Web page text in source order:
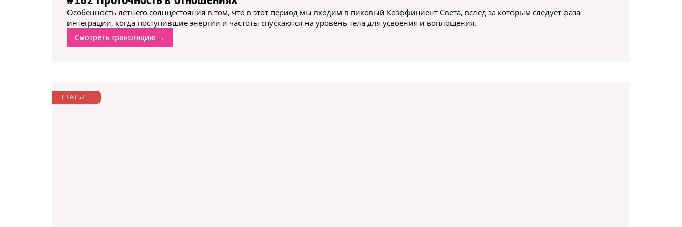
Особенность летнего солнцестояния в том, что в этот период мы входим в пиковый Коэффициент Света, вслед за которым следует фаза
интеграции, когда поступившие энергии и частоты спускаются на уровень тела для усвоения и воплощения.
Смотреть трансляцию →
СТАТЬИ